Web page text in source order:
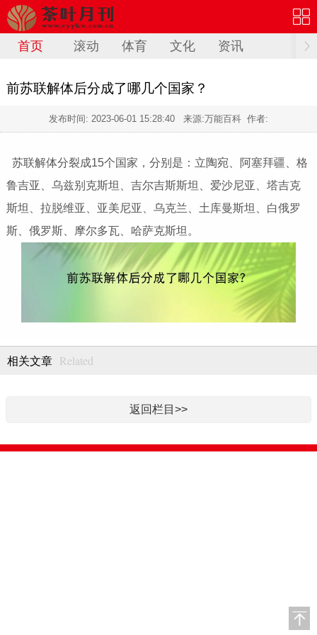
首页 滚动 体育 文化 资讯
前苏联解体后分成了哪几个国家？
发布时间: 2023-06-01 15:28:40 来源:万能百科 作者:
苏联解体分裂成15个国家，分别是：立陶宛、阿塞拜疆、格
鲁吉亚、乌兹别克斯坦、吉尔吉斯斯坦、爱沙尼亚、塔吉克
斯坦、拉脱维亚、亚美尼亚、乌克兰、土库曼斯坦、白俄罗
斯、俄罗斯、摩尔多瓦、哈萨克斯坦。
相关文章 Related
返回栏目>>